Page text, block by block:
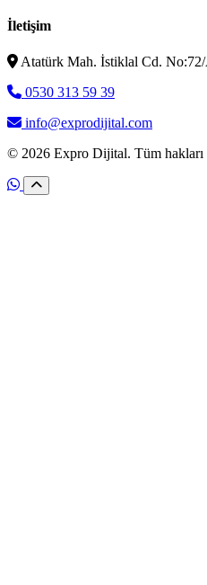
İletişim
Atatürk Mah. İstiklal Cd.
0530 313 59 39
info@exprodijital.com
© 2026 Expro Dijital. Tüm hakları